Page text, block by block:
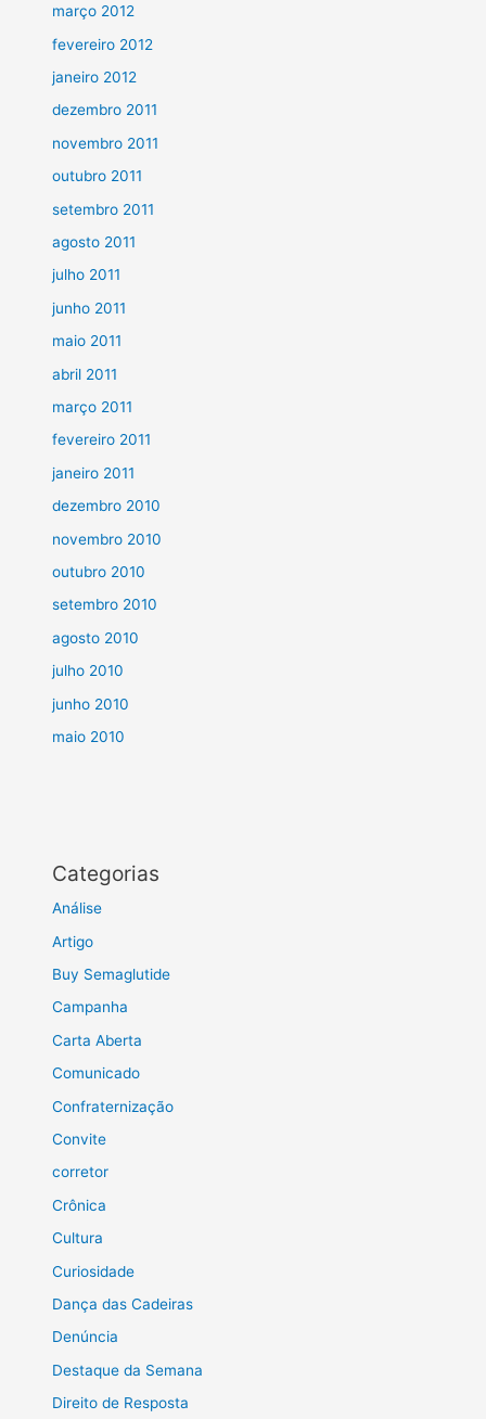
março 2012
fevereiro 2012
janeiro 2012
dezembro 2011
novembro 2011
outubro 2011
setembro 2011
agosto 2011
julho 2011
junho 2011
maio 2011
abril 2011
março 2011
fevereiro 2011
janeiro 2011
dezembro 2010
novembro 2010
outubro 2010
setembro 2010
agosto 2010
julho 2010
junho 2010
maio 2010
Categorias
Análise
Artigo
Buy Semaglutide
Campanha
Carta Aberta
Comunicado
Confraternização
Convite
corretor
Crônica
Cultura
Curiosidade
Dança das Cadeiras
Denúncia
Destaque da Semana
Direito de Resposta